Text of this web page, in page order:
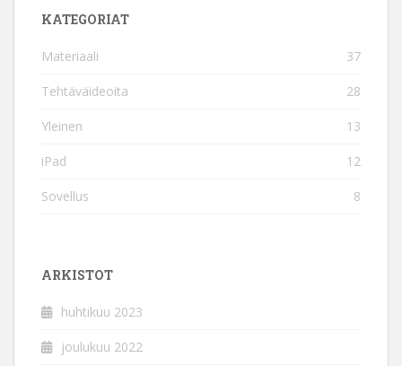
KATEGORIAT
Materiaali 37
Tehtäväideoita 28
Yleinen 13
iPad 12
Sovellus 8
ARKISTOT
huhtikuu 2023
joulukuu 2022